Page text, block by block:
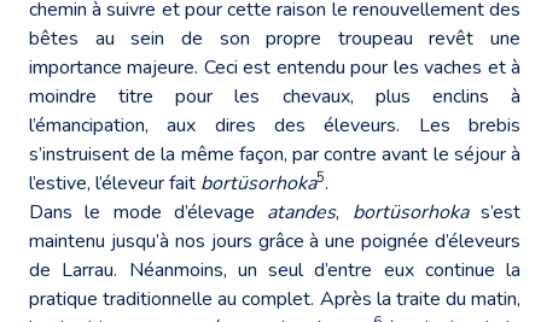
chemin à suivre et pour cette raison le renouvellement des
bêtes au sein de son propre troupeau revêt une
importance majeure. Ceci est entendu pour les vaches et à
moindre titre pour les chevaux, plus enclins à
l’émancipation, aux dires des éleveurs. Les brebis
s’instruisent de la même façon, par contre avant le séjour à
l’estive, l’éleveur fait bortüsorhoka5.
Dans le mode d’élevage atandes, bortüsorhokas’est
maintenu jusqu’à nos jours grâce à une poignée d’éleveurs
de Larrau. Néanmoins, un seul d’entre eux continue la
pratique traditionnelle au complet. Après la traite du matin,